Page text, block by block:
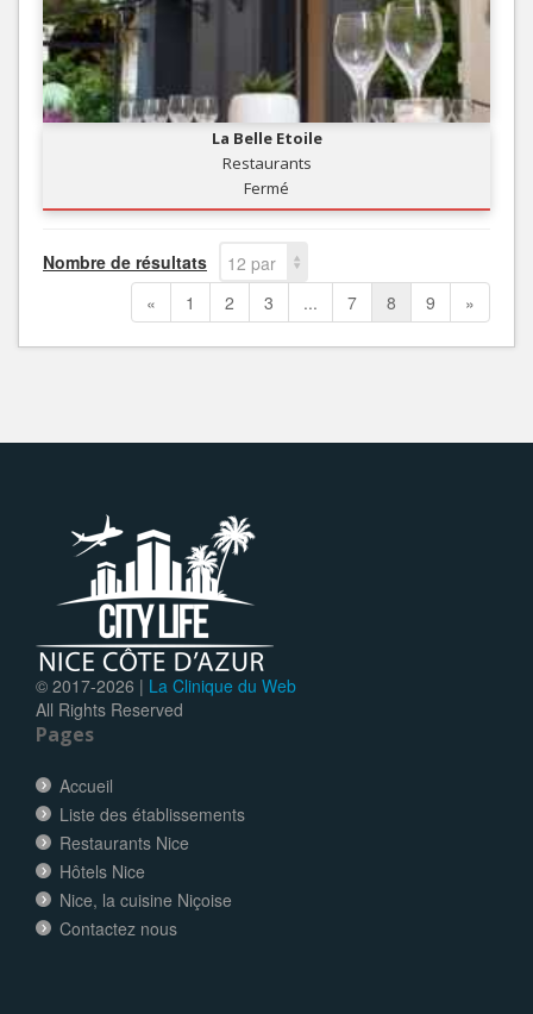
La Belle Etoile
Restaurants
Fermé
Nombre de résultats
12 par
page
« 1 2 3 ... 7 8 9 »
© 2017-2026 | La Clinique du Web
All Rights Reserved
Pages
Accueil
Liste des établissements
Restaurants Nice
Hôtels Nice
Nice, la cuisine Niçoise
Contactez nous